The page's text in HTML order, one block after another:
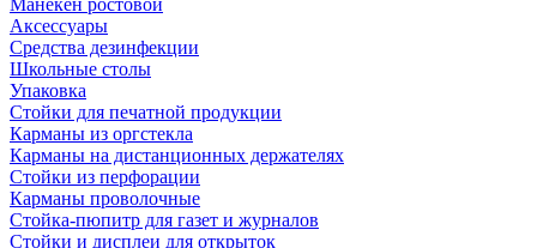
Манекен ростовой
Аксессуары
Средства дезинфекции
Школьные столы
Упаковка
Стойки для печатной продукции
Карманы из оргстекла
Карманы на дистанционных держателях
Стойки из перфорации
Карманы проволочные
Стойка-пюпитр для газет и журналов
Стойки и дисплеи для открыток